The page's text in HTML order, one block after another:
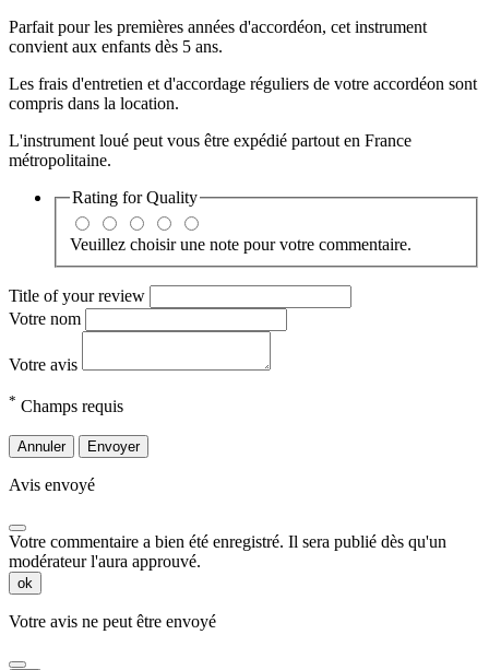
Parfait pour les premières années d'accordéon, cet instrument
convient aux enfants dès 5 ans.
Les frais d'entretien et d'accordage réguliers de votre accordéon sont
compris dans la location.
L'instrument loué peut vous être expédié partout en France
métropolitaine.
Rating forQuality
Veuillez choisir une note pour votre commentaire.
Title of your review
Votre nom
Votre avis
* Champs requis
Annuler Envoyer
Avis envoyé
Votre commentaire a bien été enregistré. Il sera publié dès qu'un
modérateur l'aura approuvé.
ok
Votre avis ne peut être envoyé